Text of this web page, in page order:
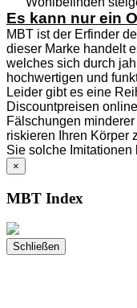
Es kann nur ein
MBT ist der Erfinder
dieser Marke handelt
welches sich durch
hochwertigen und
Leider gibt es eine
Discountpreisen
Fälschungen
riskieren Ihren Körper
Sie solche Imitationen
×
MBT Index
Schließen